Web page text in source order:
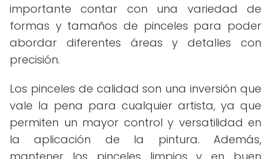
importante contar con una variedad de
formas y tamaños de pinceles para poder
abordar diferentes áreas y detalles con
precisión.
Los pinceles de calidad son una inversión que
vale la pena para cualquier artista, ya que
permiten un mayor control y versatilidad en
la aplicación de la pintura. Además,